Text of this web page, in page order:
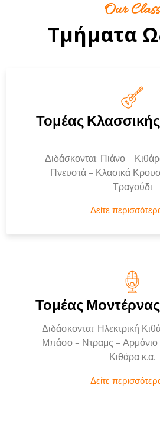
Our Class
Τμήματα
Τομέας
Διδάσκονται: Πιάνο -
Πνευστά - Κλασικά
Τραγούδι
Δείτε
Τομέας
Διδάσκονται: Ηλεκτρική
Μπάσο - Ντραμς -
Κιθάρα κ.α.
Δείτε